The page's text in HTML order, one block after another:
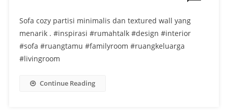
Sofa cozy partisi minimalis dan textured wall yang
menarik . #inspirasi #rumahtalk #design #interior
#sofa #ruangtamu #familyroom #ruangkeluarga
#livingroom
Continue Reading